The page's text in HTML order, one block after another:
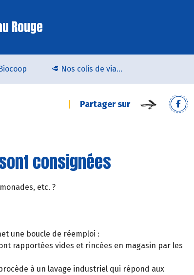
Rouge
🥩 Nos colis de viande bio & locale arrivent chez Biocoop Quimper !
Partager sur
consignées
etc. ?
une boucle de réemploi :
rapportées vides et rincées en magasin par les
à un lavage industriel qui répond aux